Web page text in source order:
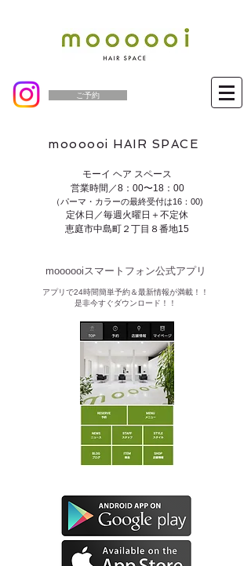
ご予約
moooooi HAIR SPACE
モーイ ヘア スペース
営業時間／8：00〜18：00
（パーマ・カラーの最終受付は16：00)
定休日／毎週火曜日＋不定休
恵庭市中島町２丁目８番地15
moooooiスマートフォン公式アプリ​
​アプリで24時間簡単予約＆最新情報が満載！！
是非今すぐダウンロード！！